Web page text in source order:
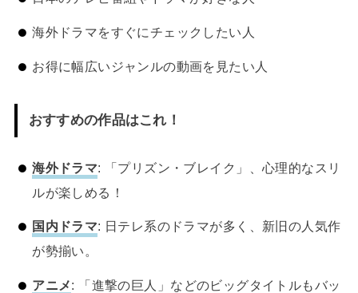
海外ドラマをすぐにチェックしたい人
お得に幅広いジャンルの動画を見たい人
おすすめの作品はこれ！
海外ドラマ: 「プリズン・ブレイク」、心理的なスリ
ルが楽しめる！
国内ドラマ: 日テレ系のドラマが多く、新旧の人気作
が勢揃い。
アニメ: 「進撃の巨人」などのビッグタイトルもバッ